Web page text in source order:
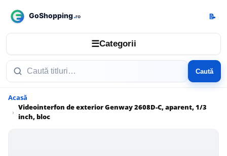
☰Categorii
Caută
📝
Acasă
Videointerfon de exterior Genway 2608D-C, aparent, 1/3
inch, bloc